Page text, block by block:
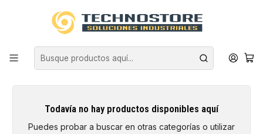
Inicio
COCINA
Todavía no hay productos disponibles aquí
Puedes probar a buscar en otras categorías o utilizar